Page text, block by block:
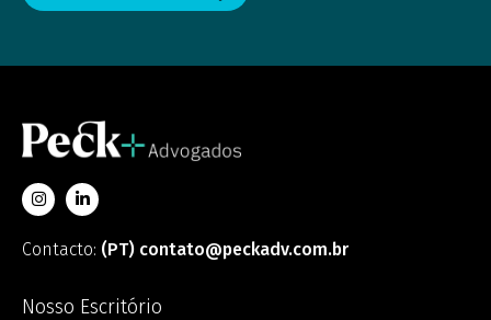
Contacto: (PT) contato@peckadv.com.br
Nosso Escritório